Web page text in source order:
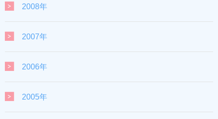
2008年
2007年
2006年
2005年